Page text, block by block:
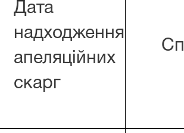
Дата
надходження
апеляційних
скарг